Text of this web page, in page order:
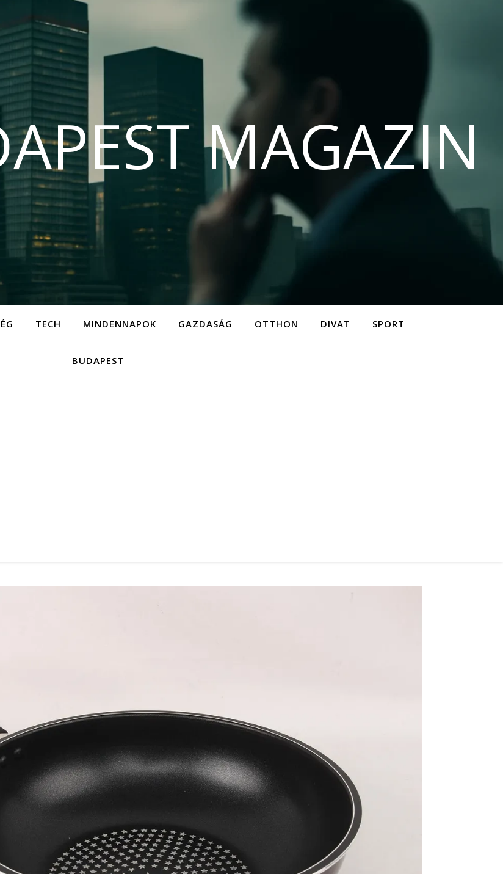
MAGAZIN
TECH MINDENNAPOK GAZDASÁG OTTHON DIVAT SPORT
BUDAPEST